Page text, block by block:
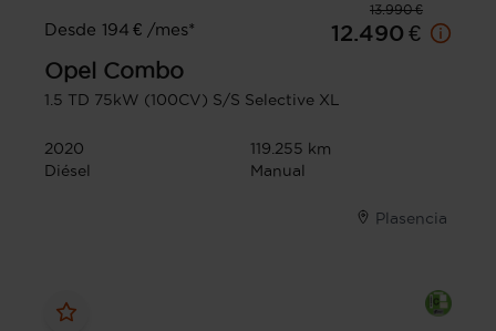
13.990 €
Desde 194 € /mes*
12.490 €
Opel Combo
1.5 TD 75kW (100CV) S/S Selective XL
2020
119.255 km
Diésel
Manual
Plasencia